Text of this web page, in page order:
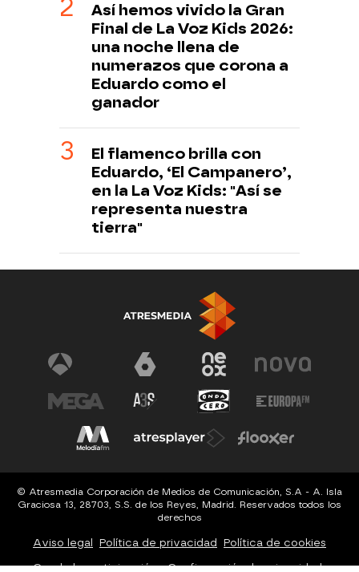
Así hemos vivido la Gran
Final de La Voz Kids 2026:
una noche llena de
numerazos que corona a
Eduardo como el
ganador
El flamenco brilla con
Eduardo, ‘El Campanero’,
en la La Voz Kids: "Así se
representa nuestra
tierra"
© Atresmedia Corporación de Medios de Comunicación, S.A - A. Isla
Graciosa 13, 28703, S.S. de los Reyes, Madrid. Reservados todos los
derechos
Aviso legal Política de privacidad Política de cookies
Cond. de participación Configuración de privacidad